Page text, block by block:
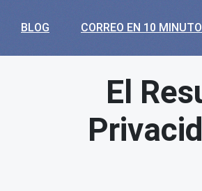
BLOG CORREO EN 10
El